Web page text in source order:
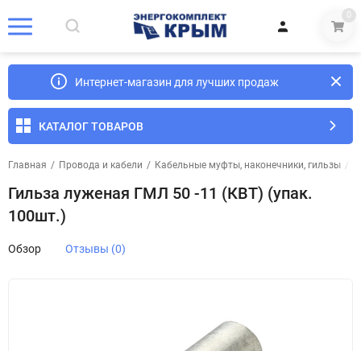
0
Интернет-магазин для лучших продаж
КАТАЛОГ ТОВАРОВ
Главная / Провода и кабели / Кабельные муфты, наконечники, гильзы /
Гильза луженая ГМЛ 50 -11 (КВТ) (упак.
100шт.)
Обзор Отзывы (0)